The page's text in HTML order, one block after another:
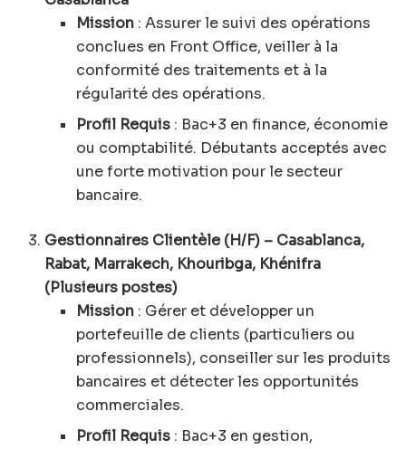
Mission: Assurer le suivi des opérations
conclues en Front Office, veiller à la
conformité des traitements et à la
régularité des opérations.
Profil Requis: Bac+3 en finance, économie
ou comptabilité. Débutants acceptés avec
une forte motivation pour le secteur
bancaire.
Gestionnaires Clientèle (H/F) – Casablanca,
Rabat, Marrakech, Khouribga, Khénifra
(Plusieurs postes)
Mission: Gérer et développer un
portefeuille de clients (particuliers ou
professionnels), conseiller sur les produits
bancaires et détecter les opportunités
commerciales.
Profil Requis: Bac+3 en gestion,